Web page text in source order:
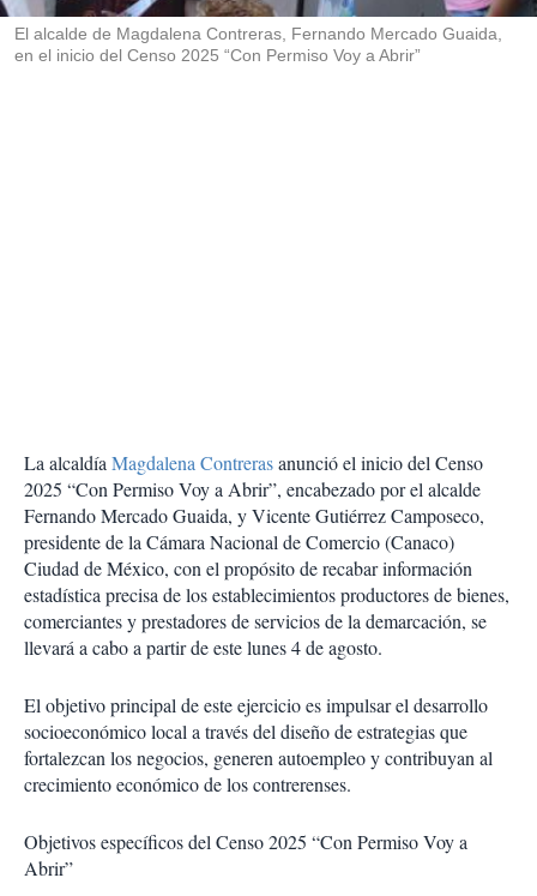
El alcalde de Magdalena Contreras, Fernando Mercado Guaida,
en el inicio del Censo 2025 “Con Permiso Voy a Abrir”
La alcaldíaMagdalena Contrerasanunció el inicio del Censo
2025 “Con Permiso Voy a Abrir”, encabezado por el alcalde
Fernando Mercado Guaida, y Vicente Gutiérrez Camposeco,
presidente de la Cámara Nacional de Comercio (Canaco)
Ciudad de México, con el propósito de recabar información
estadística precisa de los establecimientos productores de bienes,
comerciantes y prestadores de servicios de la demarcación, se
llevará a cabo a partir de este lunes 4 de agosto.
El objetivo principal de este ejercicio es impulsar el desarrollo
socioeconómico local a través del diseño de estrategias que
fortalezcan los negocios, generen autoempleo y contribuyan al
crecimiento económico de los contrerenses.
Objetivos específicos del Censo 2025 “Con Permiso Voy a
Abrir”